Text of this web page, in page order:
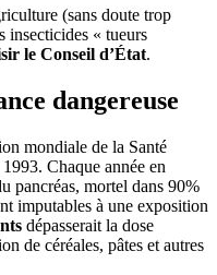
(sans doute trop
insecticides « tueurs
le Conseil d’État.
dangereuse
mondiale de la Santé
Chaque année en
pancréas, mortel dans 90%
imputables à une exposition
dépasserait la dose
de céréales, pâtes et autres